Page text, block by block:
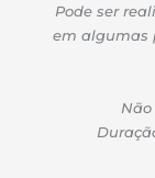
Pode ser
em algumas
Não